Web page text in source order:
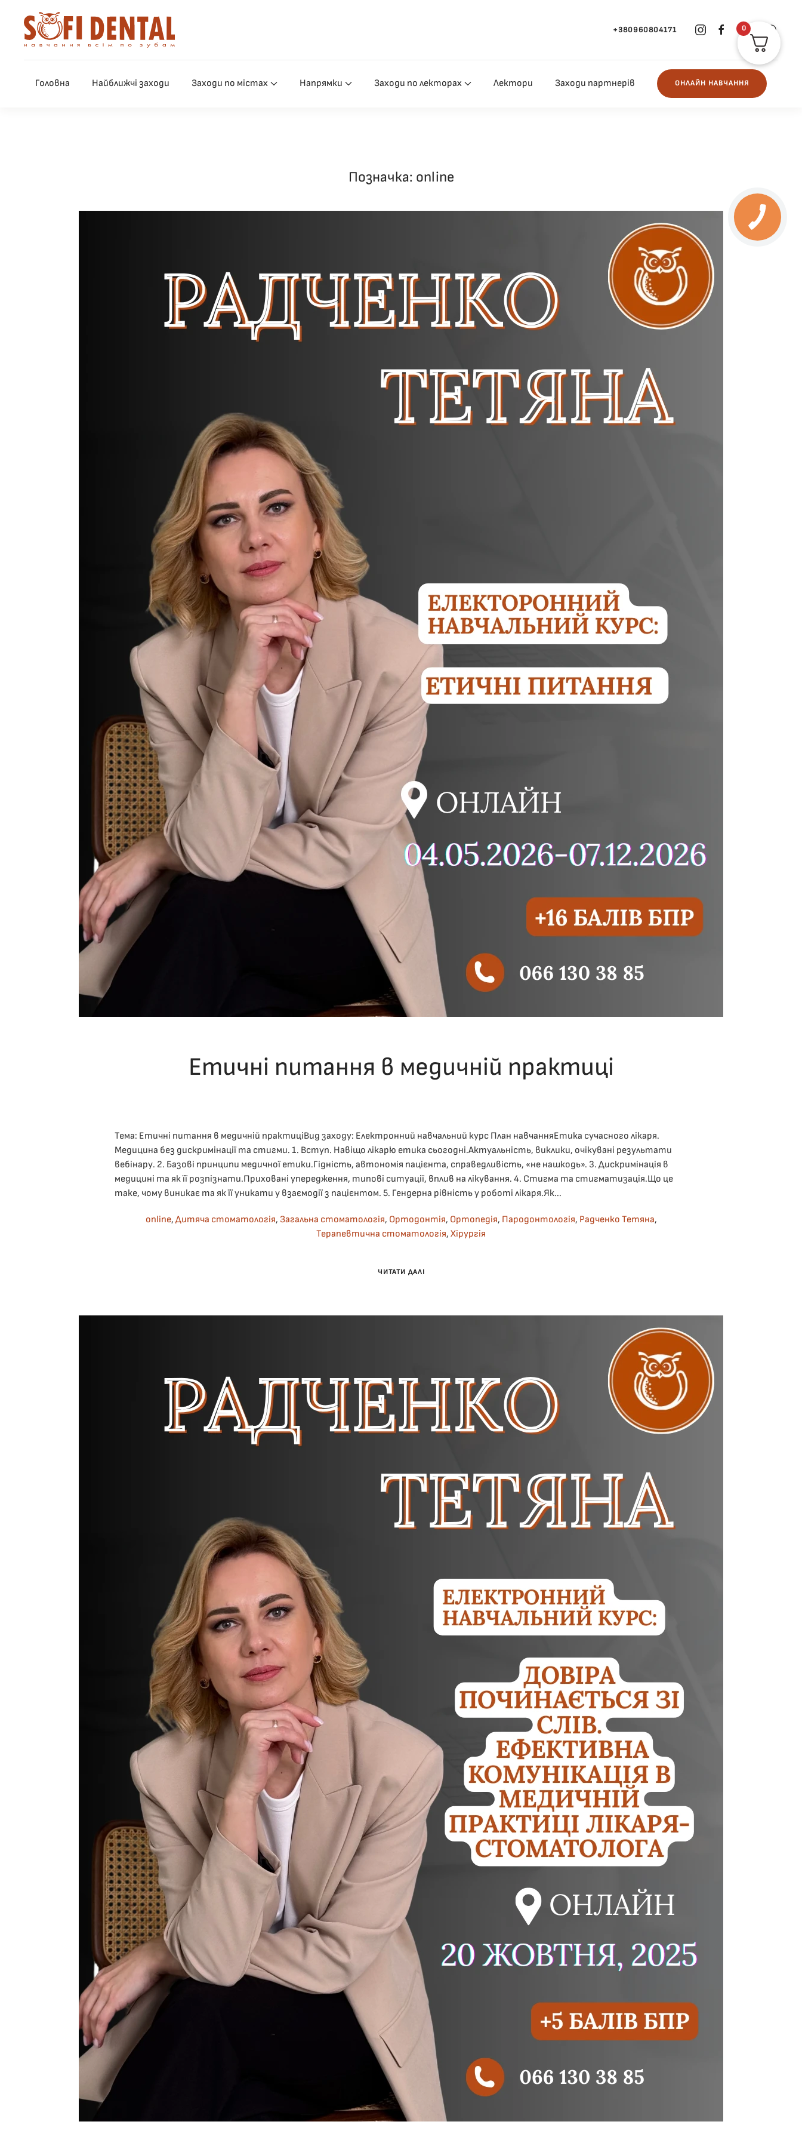
Skip to main content +380960804171
Головна Найближчі заходи Заходи по містах Напрямки Заходи по лекторах Лектори Заходи партнерів ОНЛАЙН НАВЧАННЯ
Позначка: online
Етичні питання в медичній практиці
Тема: Етичні питання в медичній практиціВид заходу: Електронний навчальний курс План навчанняЕтика сучасного лікаря.
Медицина без дискримінації та стигми. 1. Вступ. Навіщо лікарю етика сьогодні.Актуальність, виклики, очікувані результати
вебінару. 2. Базові принципи медичної етики.Гідність, автономія пацієнта, справедливість, «не нашкодь». 3. Дискримінація в
медицині та як її розпізнати.Приховані упередження, типові ситуації, вплив на лікування. 4. Стигма та стигматизація.Що це
таке, чому виникає та як її уникати у взаємодії з пацієнтом. 5. Гендерна рівність у роботі лікаря.Як...
online, Дитяча стоматологія, Загальна стоматологія, Ортодонтія, Ортопедія, Пародонтологія, Радченко Тетяна,
Терапевтична стоматологія, Хірургія
ЧИТАТИ ДАЛІ
0